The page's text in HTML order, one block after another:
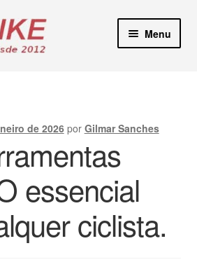
Menu
de 2026 por Gilmar Sanches
essencial
ciclista.